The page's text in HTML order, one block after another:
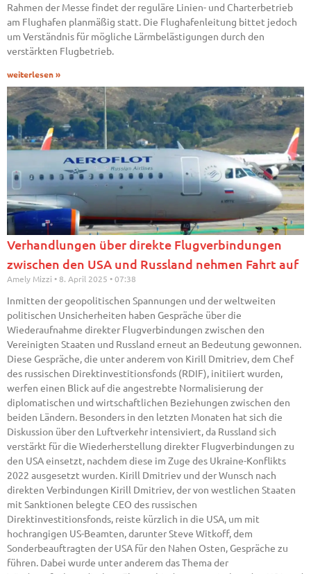
Rahmen der Messe findet der reguläre Linien- und Charterbetrieb
am Flughafen planmäßig statt. Die Flughafenleitung bittet jedoch
um Verständnis für mögliche Lärmbelästigungen durch den
verstärkten Flugbetrieb.
weiterlesen »
Verhandlungen über direkte Flugverbindungen
zwischen den USA und Russland nehmen Fahrt auf
Amely Mizzi 8. April 2025 07:38
Inmitten der geopolitischen Spannungen und der weltweiten
politischen Unsicherheiten haben Gespräche über die
Wiederaufnahme direkter Flugverbindungen zwischen den
Vereinigten Staaten und Russland erneut an Bedeutung gewonnen.
Diese Gespräche, die unter anderem von Kirill Dmitriev, dem Chef
des russischen Direktinvestitionsfonds (RDIF), initiiert wurden,
werfen einen Blick auf die angestrebte Normalisierung der
diplomatischen und wirtschaftlichen Beziehungen zwischen den
beiden Ländern. Besonders in den letzten Monaten hat sich die
Diskussion über den Luftverkehr intensiviert, da Russland sich
verstärkt für die Wiederherstellung direkter Flugverbindungen zu
den USA einsetzt, nachdem diese im Zuge des Ukraine-Konflikts
2022 ausgesetzt wurden. Kirill Dmitriev und der Wunsch nach
direkten Verbindungen Kirill Dmitriev, der von westlichen Staaten
mit Sanktionen belegte CEO des russischen
Direktinvestitionsfonds, reiste kürzlich in die USA, um mit
hochrangigen US-Beamten, darunter Steve Witkoff, dem
Sonderbeauftragten der USA für den Nahen Osten, Gespräche zu
führen. Dabei wurde unter anderem das Thema der